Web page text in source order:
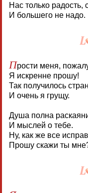
Нас только радость,
И большего не надо.
Прости меня,
Я искренне прошу!
Так получилось
И очень я грущу.
Душа полна
И мыслей о тебе.
Ну, как же все
Прошу скажи ты